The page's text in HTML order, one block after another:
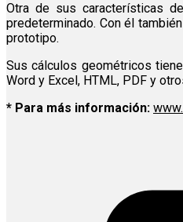
Otra de sus características
predeterminado. Con él
prototipo.
Sus cálculos geométricos
Word y Excel, HTML, PDF y
* Para más información: